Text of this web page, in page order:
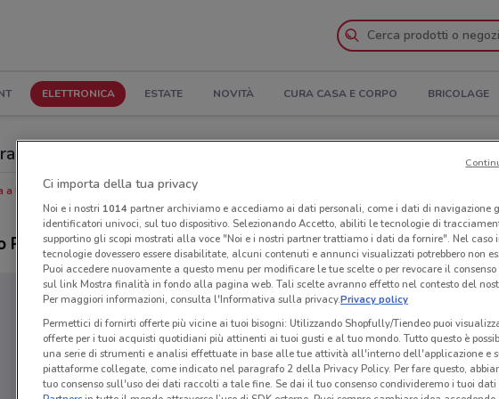
ELETTRONICA ESTATE NOVITÀ CURA CASA E CORPO BRICOLAGE
di apertura e Indirizzi
a Roma Negozi PhotoSì a Roma
PhotoSì
Ci importa della tua privacy
Noi e i nostri 1014partner archiviamo e accediamo ai dati personali, come i dati di navigazione
identificatori univoci, sul tuo dispositivo. Selezionando Accetto, abiliti le tecnologie di
supportino gli scopi mostrati alla voce "Noi e i nostri partner trattiamo i dati da fornire". Nel caso
tecnologie dovessero essere disabilitate, alcuni contenuti e annunci visualizzati potrebbero non
Puoi accedere nuovamente a questo menu per modificare le tue scelte o per revocare il
sul link Mostra finalità in fondo alla pagina web. Tali scelte avranno effetto nel contesto del
Per maggiori informazioni, consulta l'Informativa sulla privacy.Privacy policy
Permettici di fornirti offerte più vicine ai tuoi bisogni: Utilizzando Shopfully/Tiendeo puoi
offerte per i tuoi acquisti quotidiani più attinenti ai tuoi gusti e al tuo mondo. Tutto questo è
una serie di strumenti e analisi effettuate in base alle tue attività all'interno dell'applicazione e
piattaforme collegate, come indicato nel paragrafo 2 della Privacy Policy. Per fare questo,
tuo consenso sull'uso dei dati raccolti a tale fine. Se dai il tuo consenso condivideremo i tuoi dati